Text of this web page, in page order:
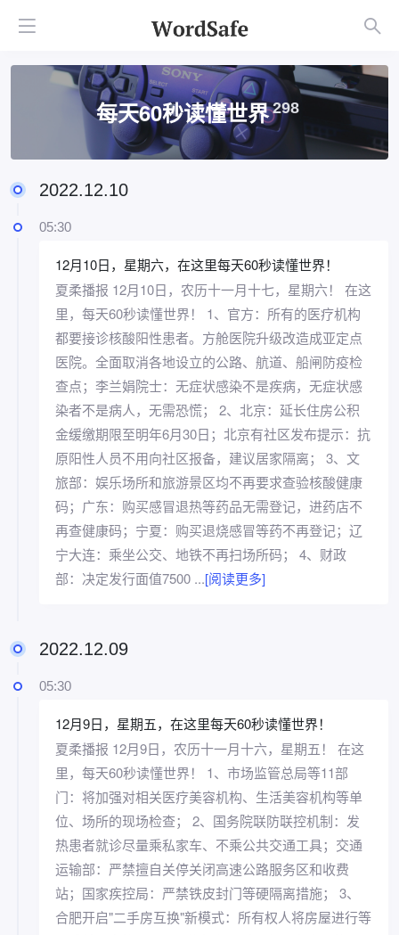
每天60秒读懂世界 298
2022.12.10
05:30
12月10日，星期六，在这里每天60秒读懂世界！
夏柔播报 12月10日，农历十一月十七，星期六！ 在这
里，每天60秒读懂世界！ 1、官方：所有的医疗机构
都要接诊核酸阳性患者。方舱医院升级改造成亚定点
医院。全面取消各地设立的公路、航道、船闸防疫检
查点；李兰娟院士：无症状感染不是疾病，无症状感
染者不是病人，无需恐慌； 2、北京：延长住房公积
金缓缴期限至明年6月30日；北京有社区发布提示：抗
原阳性人员不用向社区报备，建议居家隔离； 3、文
旅部：娱乐场所和旅游景区均不再要求查验核酸健康
码；广东：购买感冒退热等药品无需登记，进药店不
再查健康码；宁夏：购买退烧感冒等药不再登记；辽
宁大连：乘坐公交、地铁不再扫场所码； 4、财政
部：决定发行面值7500 ...[阅读更多]
2022.12.09
05:30
12月9日，星期五，在这里每天60秒读懂世界！
夏柔播报 12月9日，农历十一月十六，星期五！ 在这
里，每天60秒读懂世界！ 1、市场监管总局等11部
门：将加强对相关医疗美容机构、生活美容机构等单
位、场所的现场检查； 2、国务院联防联控机制：发
热患者就诊尽量乘私家车、不乘公共交通工具；交通
运输部：严禁擅自关停关闭高速公路服务区和收费
站；国家疾控局：严禁铁皮封门等硬隔离措施； 3、
合肥开启"二手房互换"新模式：所有权人将房屋进行等